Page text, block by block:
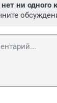
ни одного